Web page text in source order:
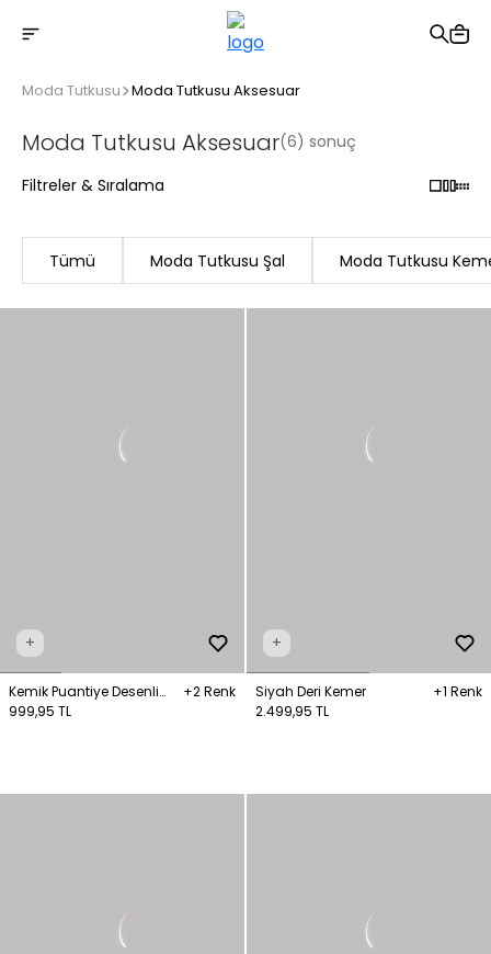
2500 TL üzeri ücretsiz kargo
Moda Tutkusu Moda Tutkusu Aksesuar
Moda Tutkusu Aksesuar(6) sonuç
Filtreler & Sıralama
Tümü Moda Tutkusu Şal Moda Tutkusu
+
Kemik Puantiye Desenli
Bandana
+2 Renk
999,95 TL
+
Siyah Deri Kemer
+1 Renk
2.499,95 TL